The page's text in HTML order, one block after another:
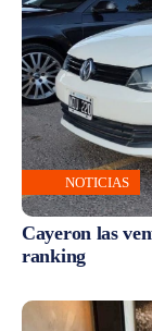
NOTICIAS
Cayeron las
ranking